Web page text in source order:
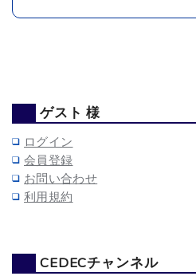
ゲスト 様
ログイン
会員登録
お問い合わせ
利用規約
CEDECチャンネル